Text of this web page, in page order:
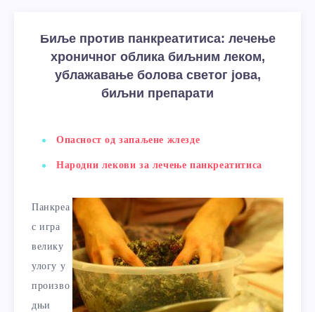
Биље против панкреатитиса: лечење
хроничног облика биљним леком,
ублажавање болова светог јова,
биљни препарати
Опасност од запаљене жлезде
Народни лекови за лечење панкреатитиса
Панкреа
с игра
велику
улогу у
произво
дњи